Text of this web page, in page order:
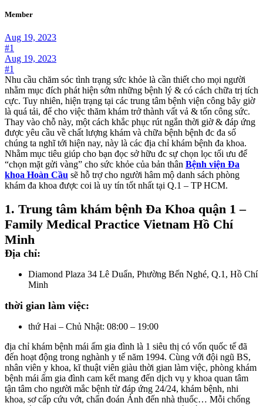
Member
Aug 19, 2023
#1
Aug 19, 2023
#1
Nhu cầu chăm sóc tình trạng sức khỏe là cần thiết cho mọi người
nhằm mục đích phát hiện sớm những bệnh lý & có cách chữa trị tích
cực. Tuy nhiên, hiện trạng tại các trung tâm bệnh viện công bây giờ
là quá tải, để cho việc thăm khám trở thành vất vả & tốn công sức.
Thay vào chỗ này, một cách khắc phục rút ngắn thời giờ & đáp ứng
được yêu cầu về chất lượng khám và chữa bệnh bệnh đc đa số
chúng ta nghĩ tới hiện nay, này là các địa chỉ khám bệnh đa khoa.
Nhằm mục tiêu giúp cho bạn đọc sở hữu đc sự chọn lọc tối ưu để
“chọn mặt gửi vàng” cho sức khỏe của bản thân Bệnh viện Đa
khoa Hoàn Cầu sẽ hỗ trợ cho người hâm mộ danh sách phòng
khám đa khoa được coi là uy tín tốt nhất tại Q.1 – TP HCM.
1. Trung tâm khám bệnh Đa Khoa quận 1 –
Family Medical Practice Vietnam Hồ Chí
Minh
Địa chỉ:
Diamond Plaza 34 Lê Duẩn, Phường Bến Nghé, Q.1, Hồ Chí
Minh
thời gian làm việc:
thứ Hai – Chủ Nhật: 08:00 – 19:00
địa chỉ khám bệnh mái ấm gia đình là 1 siêu thị có vốn quốc tế đã
đến hoạt động trong nghành y tế năm 1994. Cùng với đội ngũ BS,
nhân viên y khoa, kĩ thuật viên giàu thời gian làm việc, phòng khám
bệnh mái ấm gia đình cam kết mang đến dịch vụ y khoa quan tâm
tận tâm cho người mắc bệnh từ đáp ứng 24/24, khám bệnh, nhi
khoa, sơ cấp cứu vớt, chẩn đoán Ảnh đến nhà thuốc… Mỗi chống